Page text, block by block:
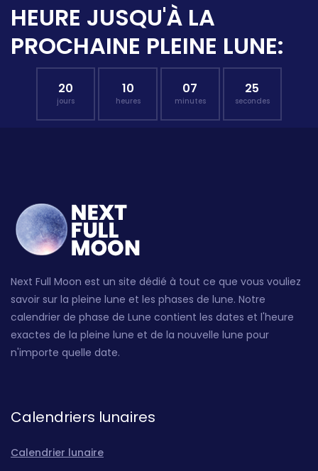
HEURE JUSQU'À LA
PROCHAINE PLEINE LUNE:
20
jours
10
heures
07
minutes
24
secondes
Next Full Moon est un site dédié à tout ce que vous vouliez
savoir sur la pleine lune et les phases de lune. Notre
calendrier de phase de Lune contient les dates et l'heure
exactes de la pleine lune et de la nouvelle lune pour
n'importe quelle date.
Calendriers lunaires
Calendrier lunaire